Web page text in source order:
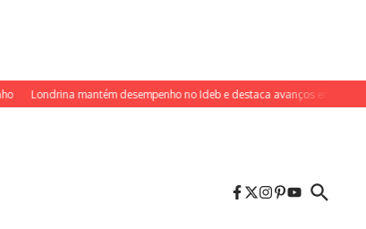
Londrina mantém desempenho no Ideb e destaca avanços em escolas